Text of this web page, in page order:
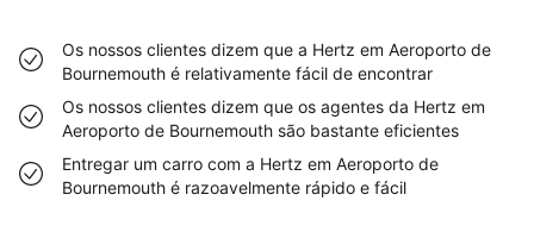
Os nossos clientes dizem que a Hertz em Aeroporto de
Bournemouth é relativamente fácil de encontrar
Os nossos clientes dizem que os agentes da Hertz em
Aeroporto de Bournemouth são bastante eficientes
Entregar um carro com a Hertz em Aeroporto de
Bournemouth é razoavelmente rápido e fácil